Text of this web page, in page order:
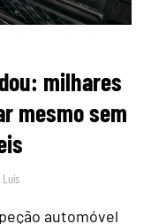
milhares
mesmo sem
automóvel